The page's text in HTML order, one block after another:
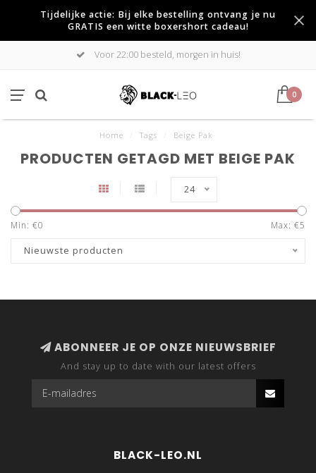
Tijdelijke actie: Bij elke bestelling ontvang je nu
GRATIS een witte boxershort cadeau!
Voor 22:00 besteld, morgen in huis!
0
Home Tags Beige Pak
PRODUCTEN GETAGD MET BEIGE PAK
24
Min: €0 Max: €5
Nieuwste producten
ABONNEER JE OP ONZE NIEUWSBRIEF
And stay up to date with our latest offers
BLACK-LEO.NL